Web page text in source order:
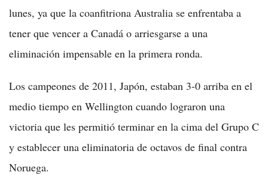
lunes, ya que la coanfitriona Australia se enfrentaba a
tener que vencer a Canadá o arriesgarse a una
eliminación impensable en la primera ronda.
Los campeones de 2011, Japón, estaban 3-0 arriba en el
medio tiempo en Wellington cuando lograron una
victoria que les permitió terminar en la cima del Grupo C
y establecer una eliminatoria de octavos de final contra
Noruega.